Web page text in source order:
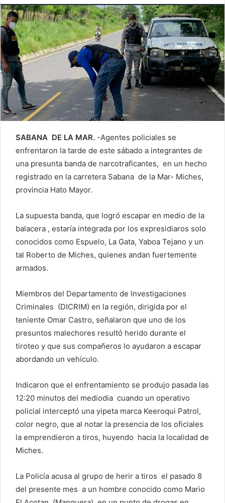
SABANA DE LA MAR. -Agentes policiales se
enfrentaron la tarde de este sábado a integrantes de
una presunta banda de narcotraficantes, en un hecho
registrado en la carretera Sabana de la Mar- Miches,
provincia Hato Mayor.
La supuesta banda, que logró escapar en medio de la
balacera , estaría integrada por los expresidiaros solo
conocidos como Espuelo, La Gata, Yaboa Tejano y un
tal Roberto de Miches, quienes andan fuertemente
armados.
Miembros del Departamento de Investigaciones
Criminales (DICRIM) en la región, dirigida por el
teniente Omar Castro, señalaron que uno de los
presuntos malechores resultó herido durante el
tiroteo y que sus compañeros lo ayudaron a escapar
abordando un vehículo.
Indicaron que el enfrentamiento se produjo pasada las
12:20 minutos del mediodia cuando un operativo
policial interceptó una yipeta marca Keeroqui Patrol,
color negro, que al notar la presencia de los oficiales
la emprendieron a tiros, huyendo hacia la localidad de
Miches.
La Policía acusa al grupo de herir a tiros el pasado 8
del presente mes a un hombre conocido como Mario